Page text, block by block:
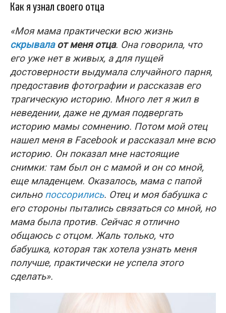
Как я узнал своего отца
«Моя мама практически всю жизнь
скрывалаот меня отца. Она говорила, что
его уже нет в живых, а для пущей
достоверности выдумала случайного парня,
предоставив фотографии и рассказав его
трагическую историю. Много лет я жил в
неведении, даже не думая подвергать
историю мамы сомнению. Потом мой отец
нашел меня в Facebook и рассказал мне всю
историю. Он показал мне настоящие
снимки: там был он с мамой и он со мной,
еще младенцем. Оказалось, мама с папой
сильно поссорились. Отец и моя бабушка с
его стороны пытались связаться со мной, но
мама была против. Сейчас я отлично
общаюсь с отцом. Жаль только, что
бабушка, которая так хотела узнать меня
получше, практически не успела этого
сделать».